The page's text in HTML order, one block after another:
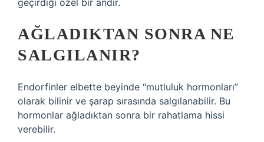
geçirdiği özel bir andır.
AĞLADIKTAN SONRA NE
SALGILANIR?
Endorfinler elbette beyinde “mutluluk hormonları”
olarak bilinir ve şarap sırasında salgılanabilir. Bu
hormonlar ağladıktan sonra bir rahatlama hissi
verebilir.